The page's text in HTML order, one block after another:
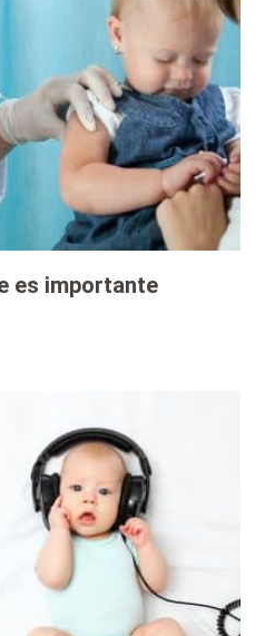
es importante